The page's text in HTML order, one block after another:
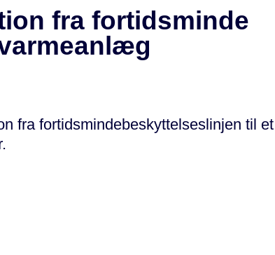
fra fortidsminde
fra fortidsmindebeskyttelseslinjen til et